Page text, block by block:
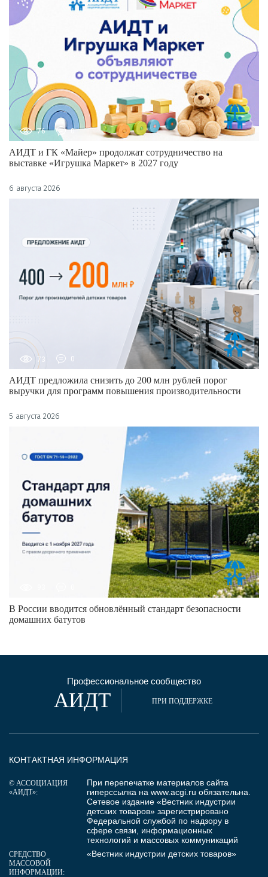
76 0
АИДТ и ГК «Майер» продолжат сотрудничество на
выставке «Игрушка Маркет» в 2027 году
6 августа 2026
73 0
АИДТ предложила снизить до 200 млн рублей порог
выручки для программ повышения производительности
5 августа 2026
В России вводится обновлённый стандарт безопасности
домашних батутов
Профессиональное сообщество
АИДТ ПРИ ПОДДЕРЖКЕ
КОНТАКТНАЯ ИНФОРМАЦИЯ
© АССОЦИАЦИЯ
«АИДТ»:
При перепечатке материалов сайта
гиперссылка на www.acgi.ru обязательна.
Сетевое издание «Вестник индустрии
детских товаров» зарегистрировано
Федеральной службой по надзору в
сфере связи, информационных
технологий и массовых коммуникаций
СРЕДСТВО
МАССОВОЙ
ИНФОРМАЦИИ:
«Вестник индустрии детских товаров»